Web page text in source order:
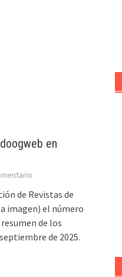
en
de Revistas de
imagen) el número
de los
de 2025.